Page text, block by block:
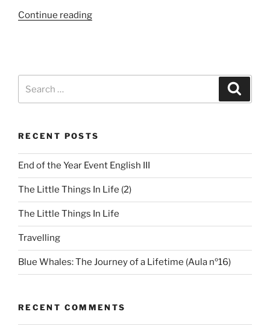
Continue reading
RECENT POSTS
End of the Year Event English III
The Little Things In Life (2)
The Little Things In Life
Travelling
Blue Whales: The Journey of a Lifetime (Aula nº16)
RECENT COMMENTS